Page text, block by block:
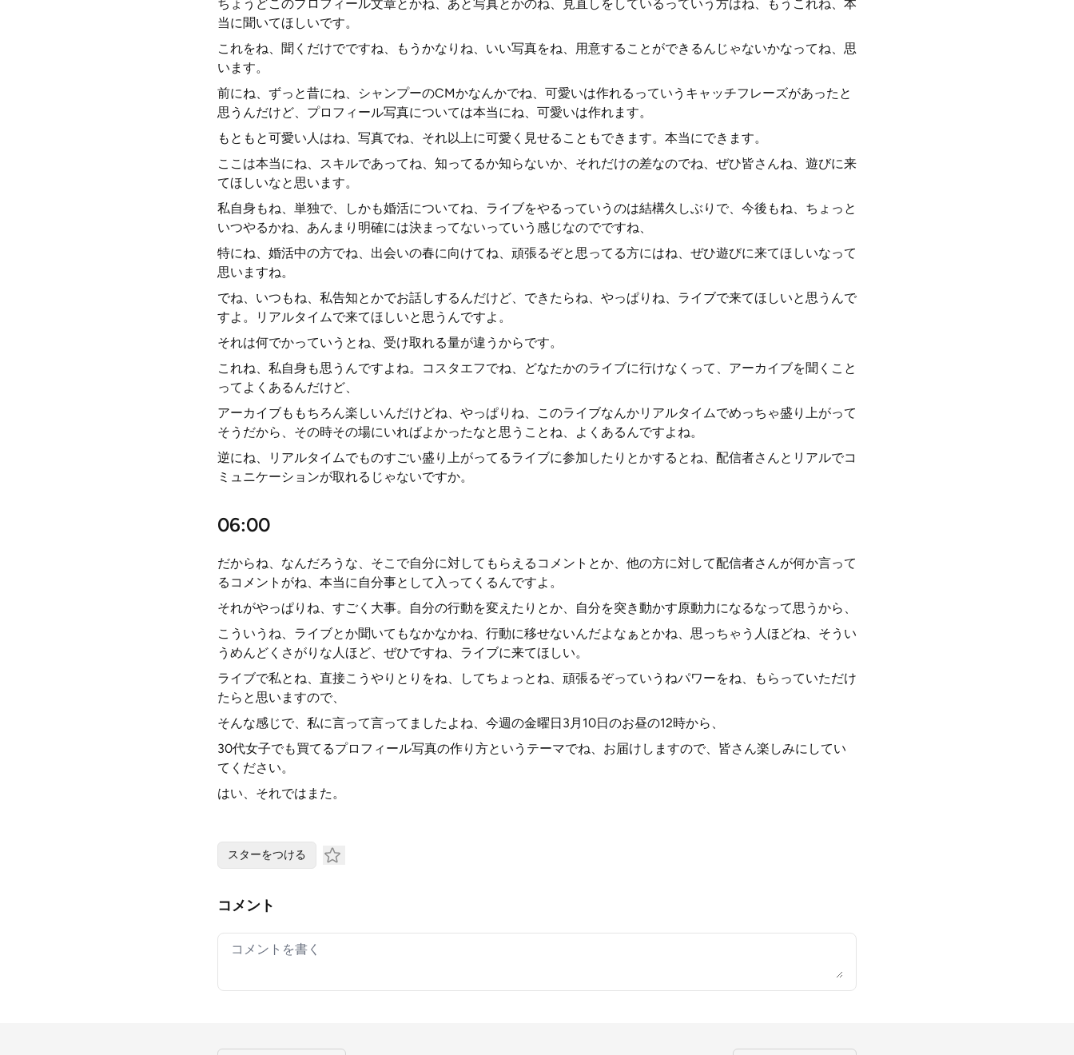
ちょうどこのプロフィール文章とかね、あと写真とかのね、見直しをしているっていう方はね、もうこれね、本
当に聞いてほしいです。
これをね、聞くだけでですね、もうかなりね、いい写真をね、用意することができるんじゃないかなってね、思
います。
前にね、ずっと昔にね、シャンプーのCMかなんかでね、可愛いは作れるっていうキャッチフレーズがあったと
思うんだけど、プロフィール写真については本当にね、可愛いは作れます。
もともと可愛い人はね、写真でね、それ以上に可愛く見せることもできます。本当にできます。
ここは本当にね、スキルであってね、知ってるか知らないか、それだけの差なのでね、ぜひ皆さんね、遊びに来
てほしいなと思います。
私自身もね、単独で、しかも婚活についてね、ライブをやるっていうのは結構久しぶりで、今後もね、ちょっと
いつやるかね、あんまり明確には決まってないっていう感じなのでですね、
特にね、婚活中の方でね、出会いの春に向けてね、頑張るぞと思ってる方にはね、ぜひ遊びに来てほしいなって
思いますね。
でね、いつもね、私告知とかでお話しするんだけど、できたらね、やっぱりね、ライブで来てほしいと思うんで
すよ。リアルタイムで来てほしいと思うんですよ。
それは何でかっていうとね、受け取れる量が違うからです。
これね、私自身も思うんですよね。コスタエフでね、どなたかのライブに行けなくって、アーカイブを聞くこと
ってよくあるんだけど、
アーカイブももちろん楽しいんだけどね、やっぱりね、このライブなんかリアルタイムでめっちゃ盛り上がって
そうだから、その時その場にいればよかったなと思うことね、よくあるんですよね。
逆にね、リアルタイムでものすごい盛り上がってるライブに参加したりとかするとね、配信者さんとリアルでコ
ミュニケーションが取れるじゃないですか。
06:00
だからね、なんだろうな、そこで自分に対してもらえるコメントとか、他の方に対して配信者さんが何か言って
るコメントがね、本当に自分事として入ってくるんですよ。
それがやっぱりね、すごく大事。自分の行動を変えたりとか、自分を突き動かす原動力になるなって思うから、
こういうね、ライブとか聞いてもなかなかね、行動に移せないんだよなぁとかね、思っちゃう人ほどね、そうい
うめんどくさがりな人ほど、ぜひですね、ライブに来てほしい。
ライブで私とね、直接こうやりとりをね、してちょっとね、頑張るぞっていうねパワーをね、もらっていただけ
たらと思いますので、
そんな感じで、私に言って言ってましたよね、今週の金曜日3月10日のお昼の12時から、
30代女子でも買てるプロフィール写真の作り方というテーマでね、お届けしますので、皆さん楽しみにしてい
てください。
はい、それではまた。
スターをつける
コメント
Your comment